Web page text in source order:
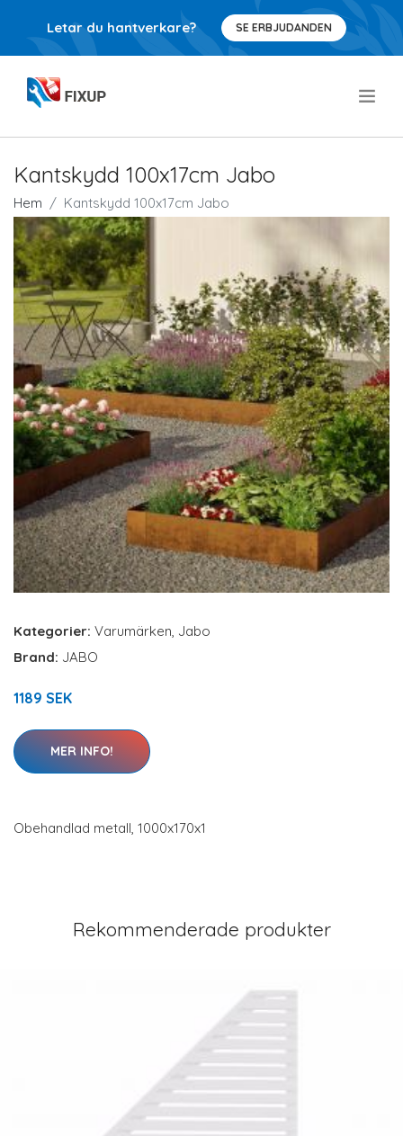
Letar du hantverkare? SE ERBJUDANDEN
Kantskydd 100x17cm Jabo
Hem Kantskydd 100x17cm Jabo
Kategorier: Varumärken, Jabo
Brand: JABO
1189 SEK
MER INFO!
Obehandlad metall, 1000x170x1
Rekommenderade produkter